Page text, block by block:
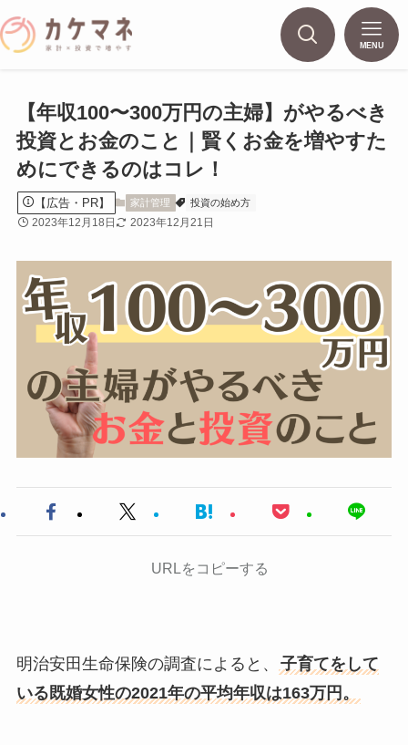
MENU
【年収100〜300万円の主婦】がやるべき
投資とお金のこと｜賢くお金を増やすた
めにできるのはコレ！
【広告・PR】 家計管理 投資の始め方
2023年12月18日 2023年12月21日
URLをコピーする
明治安田生命保険の調査によると、
子育てをして
いる既婚女性の2021年の平均年収は163万円。